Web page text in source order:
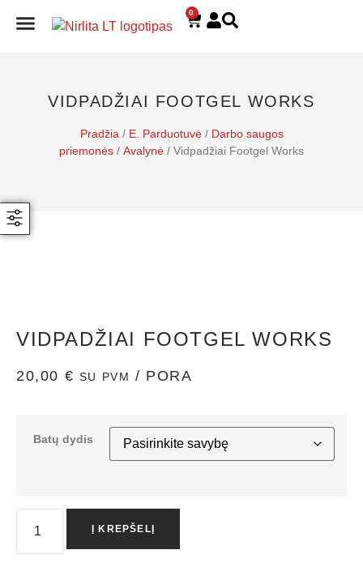
0
VIDPADŽIAI FOOTGEL WORKS
Pradžia / E. Parduotuvė/ Darbo saugos
priemonės / Avalynė / Vidpadžiai Footgel Works
VIDPADŽIAI FOOTGEL WORKS
20,00 € SU PVM / PORA
Batų dydis
Į KREPŠELĮ